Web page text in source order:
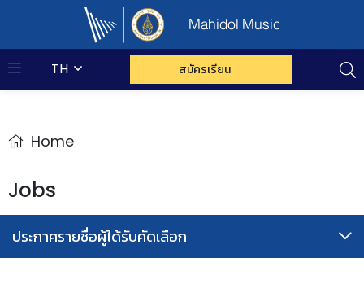
Mahidol Music
TH สมัครเรียน
Home
Jobs
ประกาศรายชื่อผู้ได้รับคัดเลือก